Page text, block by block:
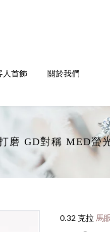
人首飾 關於我們
磨 GD對稱 MED螢
0.32 克拉 馬